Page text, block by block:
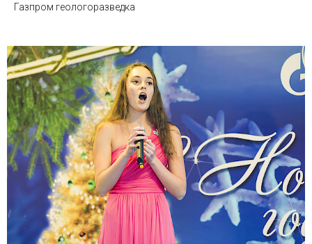
Газпром геологоразведка